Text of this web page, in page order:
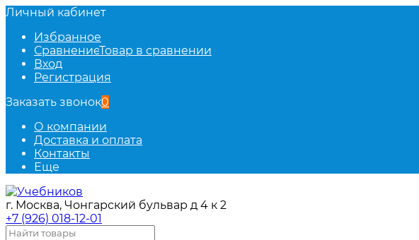
Личный кабинет
Избранное
СравнениеТовар в сравнении
Вход
Регистрация
Заказать звонок0
О компании
Доставка и оплата
Контакты
Еще
г. Москва, Чонгарский бульвар д 4 к 2
+7 (926) 018-12-01